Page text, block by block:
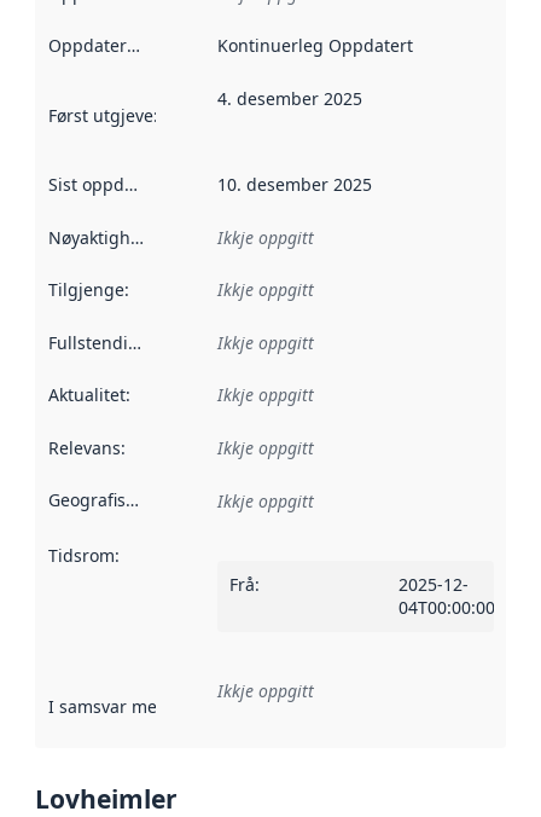
Oppdateringsfrekvens :
Kontinuerleg Oppdatert
Først utgjeve:
4. desember 2025
Sist oppdatert 10. desember 2025
Nøyaktigheit Ikkje oppgitt
Tilgjenge: Ikkje oppgitt
Fullstendigheit Ikkje oppgitt
Aktualitet: Ikkje oppgitt
Relevans: Ikkje oppgitt
Geografisk område Ikkje oppgitt
Tidsrom:
Frå:
2025-12-
04T00:00:00Z
I samsvar med Referanse til ei implementeringsregel eller
Ikkje oppgitt
Lovheimler